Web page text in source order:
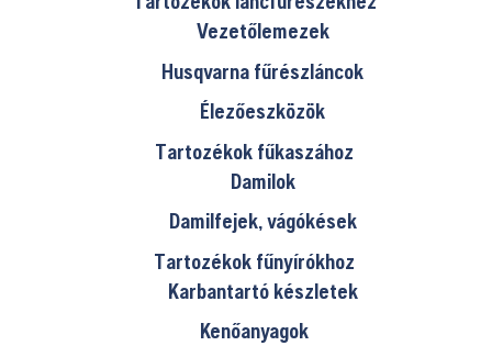
Vezetőlemezek
Husqvarna fűrészláncok
Élezőeszközök
Tartozékok fűkaszához
Damilok
Damilfejek, vágókések
Tartozékok fűnyírókhoz
Karbantartó készletek
Kenőanyagok